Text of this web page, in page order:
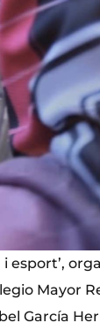
esport’,
Mayor
García